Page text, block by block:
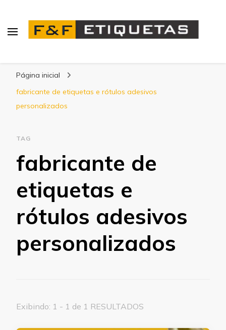
Página inicial
fabricante de etiquetas e rótulos adesivos
personalizados
TAG
fabricante de
etiquetas e
rótulos adesivos
personalizados
Exibindo: 1 - 1 de 1 RESULTADOS